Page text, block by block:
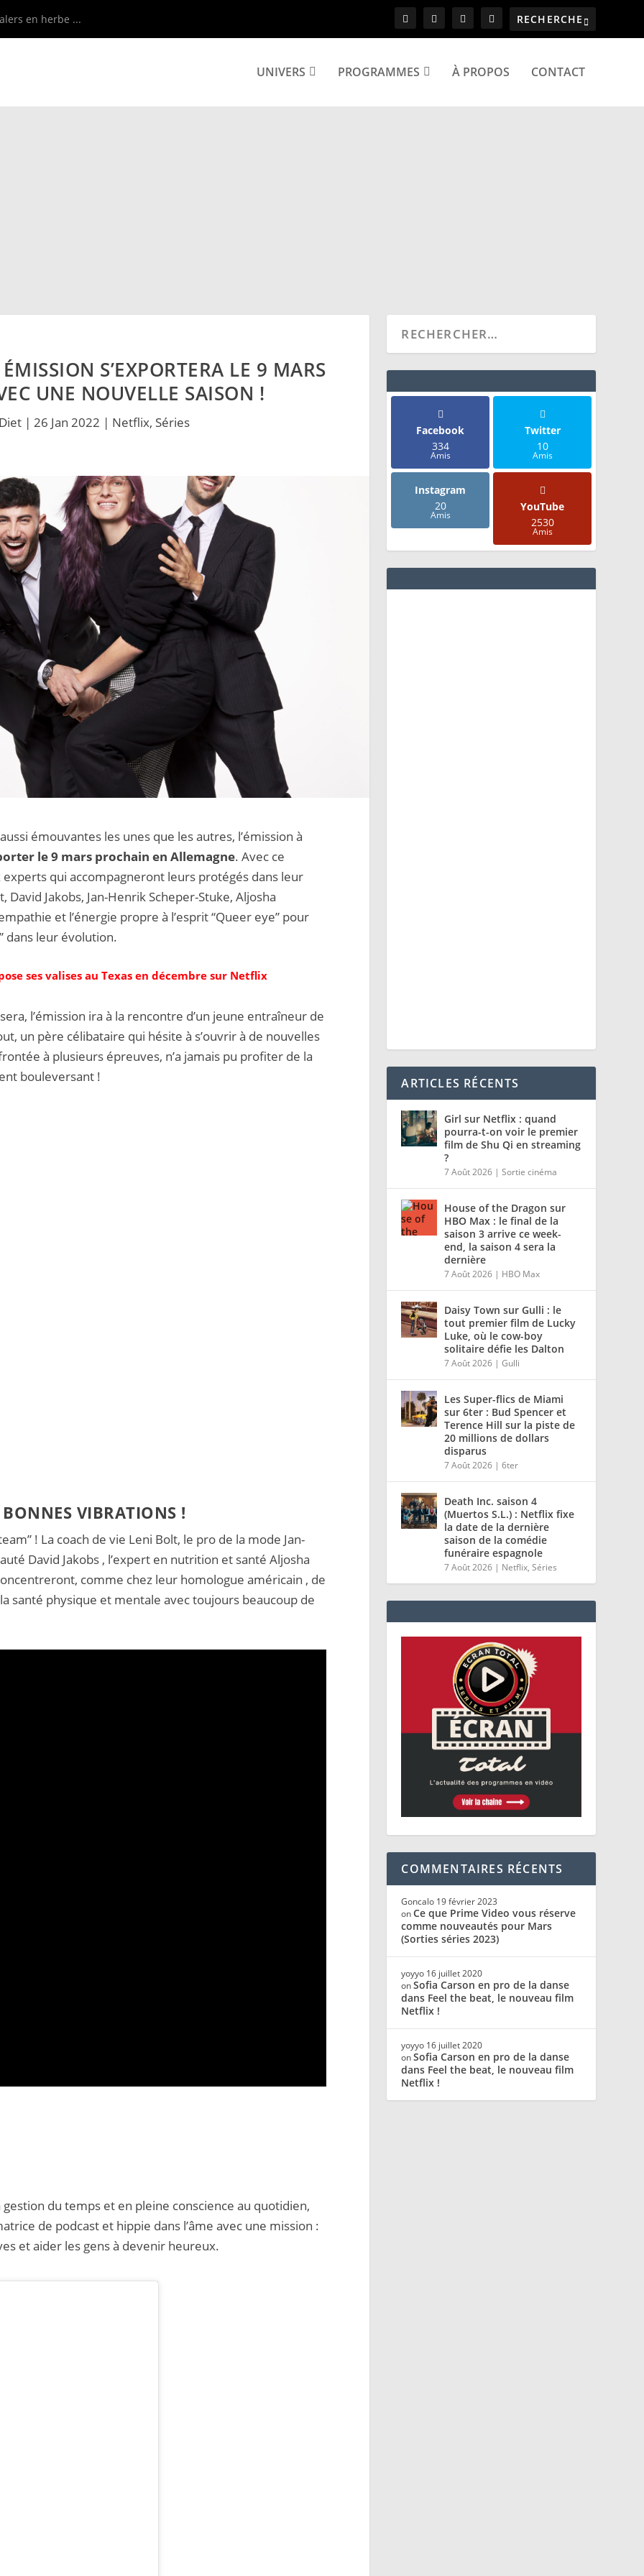
en herbe ...
UNIVERS PROGRAMMES À PROPOS CONTACT
S’EXPORTERA LE 9 MARS
UNE NOUVELLE SAISON !
|26 Jan 2022 | Netflix, Séries
émouvantes les unes que les autres, l’émission à
le 9 mars prochain en Allemagne. Avec ce
qui accompagneront leurs protégés dans leur
Jakobs, Jan-Henrik Scheper-Stuke, Aljosha
et l’énergie propre à l’esprit “Queer eye” pour
dans leur évolution.
ses valises au Texas en décembre sur Netflix
l’émission ira à la rencontre d’un jeune entraîneur de
un père célibataire qui hésite à s’ouvrir à de nouvelles
à plusieurs épreuves, n’a jamais pu profiter de la
bouleversant !
VIBRATIONS !
! La coach de vie Leni Bolt, le pro de la mode Jan-
David Jakobs , l’expert en nutrition et santéAljosha
comme chez leur homologue américain , de
santé physique et mentale avec toujours beaucoup de
du temps et en pleine conscience au quotidien,
de podcast et hippie dans l’âme avec une mission :
et aider les gens à devenir heureux.
Facebook
334
Amis
Twitter
10
Amis
Instagram
20
Amis
YouTube
2530
Amis
ARTICLES RÉCENTS
Girl sur Netflix : quand
pourra-t-on voir le premier
film de Shu Qi en streaming
?
7 Août 2026 |Sortie cinéma
House of the Dragon sur
HBO Max : le final de la
saison 3 arrive ce week-
end, la saison 4 sera la
dernière
7 Août 2026 | HBO Max
Daisy Town sur Gulli : le
tout premier film de Lucky
Luke, où le cow-boy
solitaire défie les Dalton
7 Août 2026 |Gulli
Les Super-flics de Miami
sur 6ter : Bud Spencer et
Terence Hill sur la piste de
20 millions de dollars
disparus
7 Août 2026 |6ter
Death Inc. saison 4
(Muertos S.L.) : Netflix fixe
la date de la dernière
saison de la comédie
funéraire espagnole
7 Août 2026 | Netflix,Séries
COMMENTAIRES RÉCENTS
Goncalo 19 février 2023
onCe que Prime Video vous réserve
comme nouveautés pour Mars
(Sorties séries 2023)
yoyyo 16 juillet 2020
onSofia Carson en pro de la danse
dans Feel the beat, le nouveau film
Netflix !
yoyyo 16 juillet 2020
onSofia Carson en pro de la danse
dans Feel the beat, le nouveau film
Netflix !